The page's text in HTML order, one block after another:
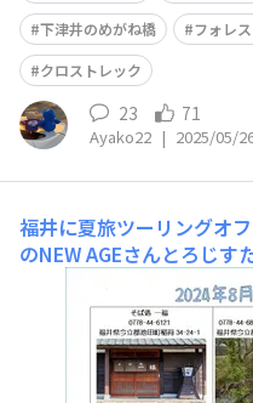
下津井のめがね橋
フォレ
クロストレック
23 71
Ayako22 | 2025/05/
福井に夏旅ツーリングオ
のNEW AGEさんとろじ
フに行ってきました♪今
ングに行かれてたコース
を再び巡るというもので
リとWRXをパチリ！ 2.
です！&nb